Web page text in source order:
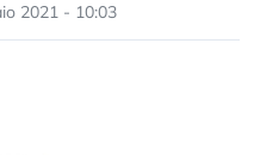
2021 - 10:03